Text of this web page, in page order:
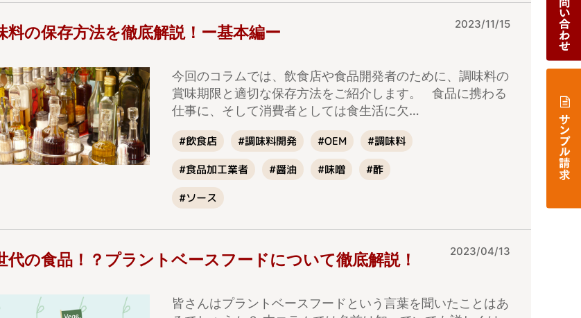
2023/11/15
料の保存方法を徹底解説！ー基本編ー
#飲食店 #調味料開発 #OEM #調味料
#食品加工業者 #醤油 #味噌 #酢
#ソース
今回のコラムでは、飲食店や食品開発者のために、調味料の
賞味期限と適切な保存方法をご紹介します。 食品に携わる
仕事に、そして消費者としては食生活に欠…
2023/04/13
代の食品！？プラントベースフードについて徹底解説！
皆さんはプラントベースフードという言葉を聞いたことはあ